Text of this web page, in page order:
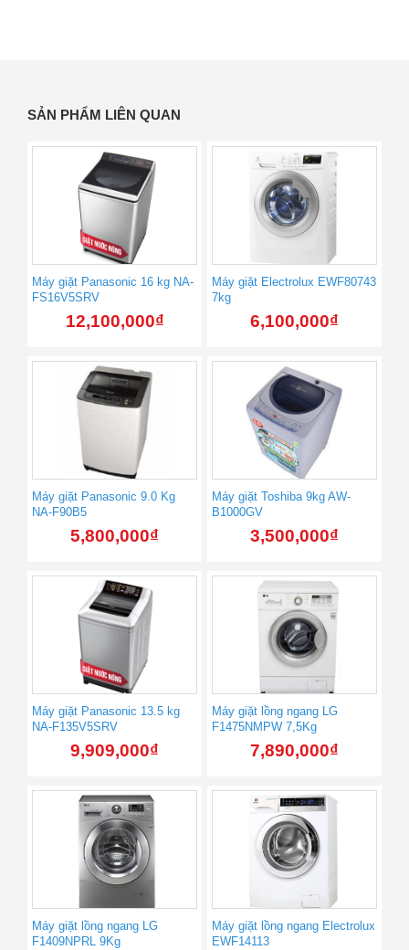
SẢN PHẨM LIÊN QUAN
Máy giặt Panasonic 16 kg NA-
FS16V5SRV
12,100,000₫
Máy giặt Electrolux EWF80743
7kg
6,100,000₫
Máy giặt Panasonic 9.0 Kg
NA-F90B5
5,800,000₫
Máy giặt Toshiba 9kg AW-
B1000GV
3,500,000₫
Máy giặt Panasonic 13.5 kg
NA-F135V5SRV
9,909,000₫
Máy giặt lồng ngang LG
F1475NMPW 7,5Kg
7,890,000₫
Máy giặt lồng ngang LG
F1409NPRL 9Kg
Máy giặt lồng ngang Electrolux
EWF14113